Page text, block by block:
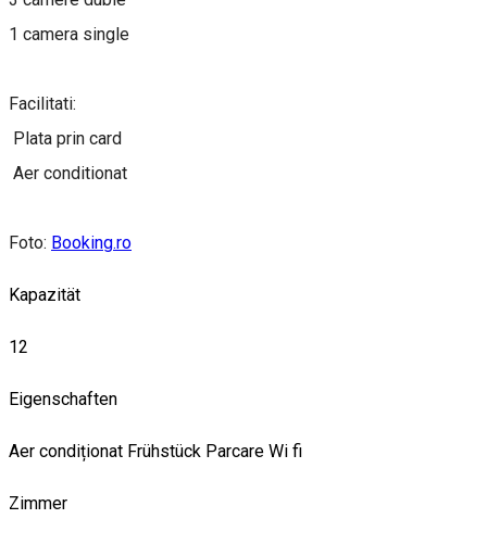
1 camera single
Facilitati:
Plata prin card
Aer conditionat
Foto: Booking.ro
Kapazität
12
Eigenschaften
Aer condiționat Frühstück Parcare Wi fi
Zimmer